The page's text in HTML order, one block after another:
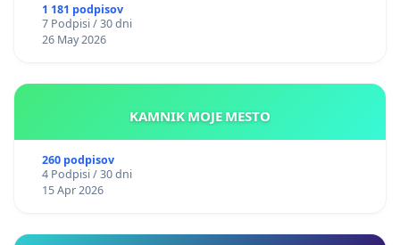
1 181 podpisov
7 Podpisi / 30 dni
26 May 2026
KAMNIK MOJE MESTO
260 podpisov
4 Podpisi / 30 dni
15 Apr 2026